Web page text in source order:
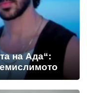
на Ада“: